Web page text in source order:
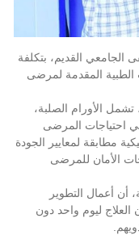
القديم، بتكلفة
الطبية المقدمة لمرضى
الأورام الصلبة،
احتياجات المرضى
مطابقة لمعايير الجودة
الأمان للمرضى
أعمال التطوير
ليوم واحد دون